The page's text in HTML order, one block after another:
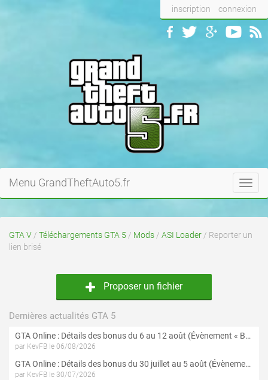
inscription connexion
Menu GrandTheftAuto5.fr
GTA V / Téléchargements GTA 5 / Mods / ASI Loader / Reporter un
lien brisé
Proposer un fichier
Dernières actualités GTA 5
GTA Online : Détails des bonus du 6 au 12 août (Évènement « Braquages de l'été » - Suite et fin)
par KevFB le 06/08/2026
GTA Online : Détails des bonus du 30 juillet au 5 août (Évènement « Braquages d'été »)
par KevFB le 30/07/2026